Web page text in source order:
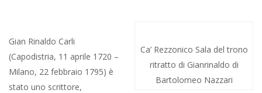
Ca’ Rezzonico Sala del trono
ritratto di Gianrinaldo di
Bartolomeo Nazzari
Gian Rinaldo Carli
(Capodistria, 11 aprile 1720 –
Milano, 22 febbraio 1795) è
stato uno scrittore,